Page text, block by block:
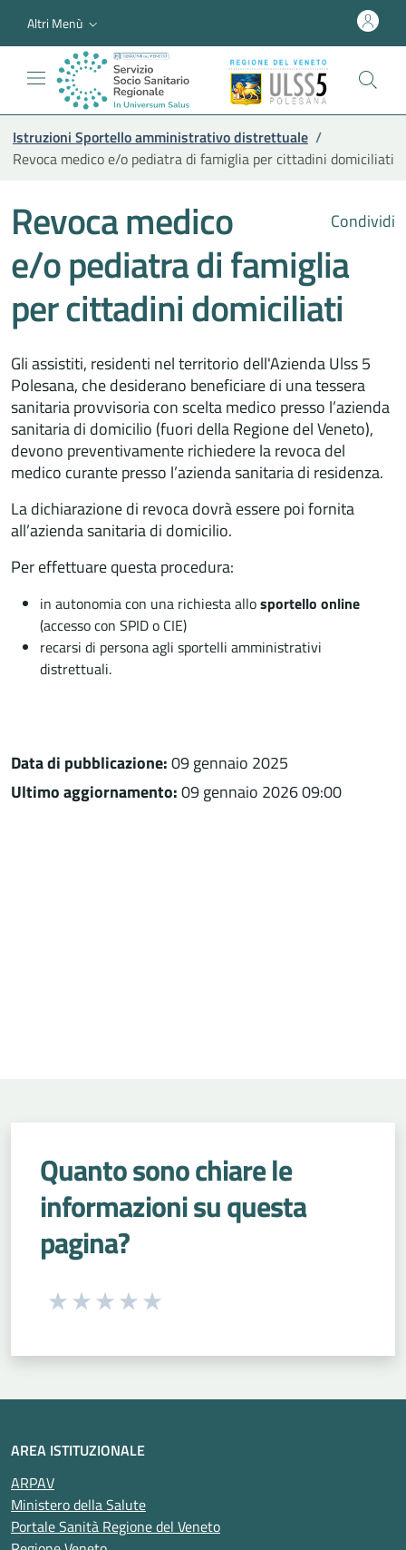
Altri Menù
Istruzioni Sportello amministrativo distrettuale /
Revoca medico e/o pediatra di famiglia per cittadini domiciliati
Condividi
Revoca medico
e/o pediatra di famiglia
per cittadini domiciliati
Gli assistiti, residenti nel territorio dell'Azienda Ulss 5
Polesana, che desiderano beneficiare di una tessera
sanitaria provvisoria con scelta medico presso l’azienda
sanitaria di domicilio (fuori della Regione del Veneto),
devono preventivamente richiedere la revoca del
medico curante presso l’azienda sanitaria di residenza.
La dichiarazione di revoca dovrà essere poi fornita
all’azienda sanitaria di domicilio.
Per effettuare questa procedura:
in autonomia con una richiesta allosportello online
(accesso con SPID o CIE)
recarsi di persona agli sportelli amministrativi
distrettuali.
Data di pubblicazione:09 gennaio 2025
Ultimo aggiornamento:09 gennaio 2026 09:00
Quanto sono chiare le
informazioni su questa
pagina?
Seleziona una valutazione da 1 a 5 stelle
AREA ISTITUZIONALE
ARPAV
Ministero della Salute
Portale Sanità Regione del Veneto